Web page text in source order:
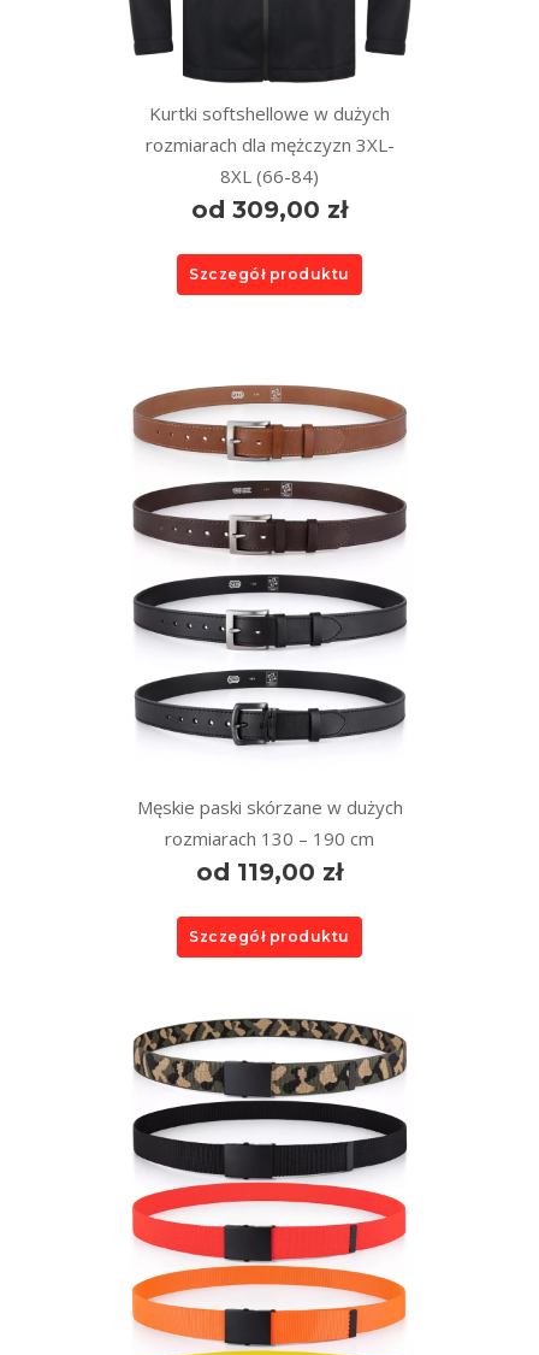
Kurtki softshellowe w dużych
rozmiarach dla mężczyzn 3XL-
8XL (66-84)
od 309,00 zł
Szczegół produktu
Męskie paski skórzane w dużych
rozmiarach 130 – 190 cm
od 119,00 zł
Szczegół produktu